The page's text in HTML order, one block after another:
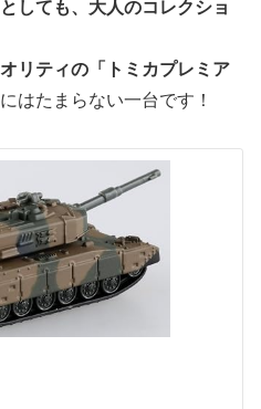
しても、大人のコレクショ
リティの「トミカプレミア
はたまらない一台です！